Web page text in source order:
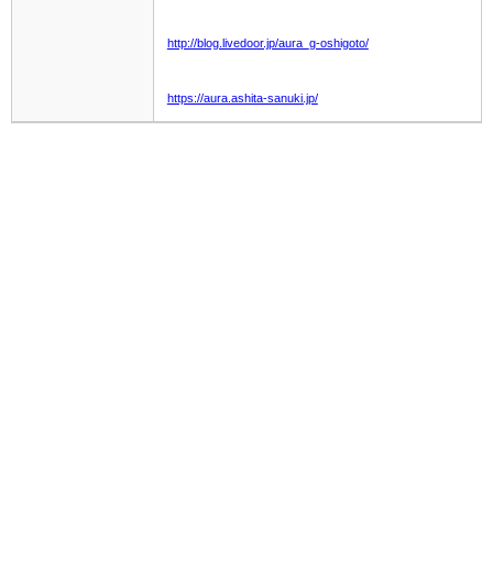
http://blog.livedoor.jp/aura_g-oshigoto/
https://aura.ashita-sanuki.jp/